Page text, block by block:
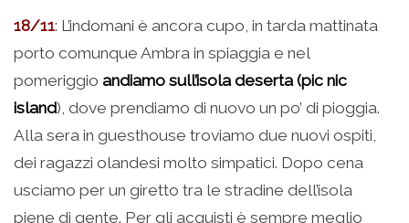
18/11: L’indomani è ancora cupo, in tarda mattinata
porto comunque Ambra in spiaggia e nel
pomeriggio andiamo sull’isola deserta (pic nic
island), dove prendiamo di nuovo un po’ di pioggia.
Alla sera in guesthouse troviamo due nuovi ospiti,
dei ragazzi olandesi molto simpatici. Dopo cena
usciamo per un giretto tra le stradine dell’isola
piene di gente. Per gli acquisti è sempre meglio